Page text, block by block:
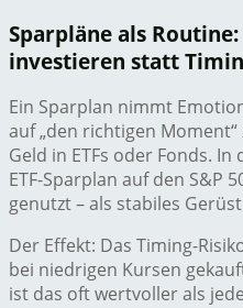
Sparpläne als
investieren statt
Ein Sparplan nimmt
auf „den richtigen
Geld in ETFs oder Fonds.
ETF-Sparplan auf den S&P
genutzt – als stabiles
Der Effekt: Das Timing-
bei niedrigen Kursen
ist das oft wertvoller als